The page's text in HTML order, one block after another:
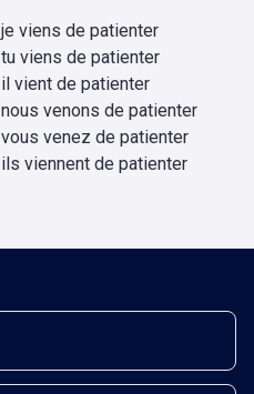
je viens de patienter
tu viens de patienter
il vient de patienter
nous venons de patienter
vous venez de patienter
ils viennent de patienter